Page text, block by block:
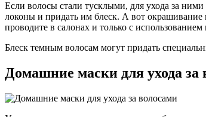
Если волосы стали тусклыми, для ухода за
локоны и придать им блеск. А вот окрашивание
проводите в салонах и только с
Блеск темным волосам могут придать
Домашние маски для ухода за